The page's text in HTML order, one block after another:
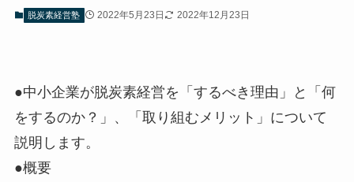
脱炭素経営塾 2022年5月23日 2022年12月23日
●中小企業が脱炭素経営を「するべき理由」と「何
をするのか？」、「取り組むメリット」について
説明します。
●概要